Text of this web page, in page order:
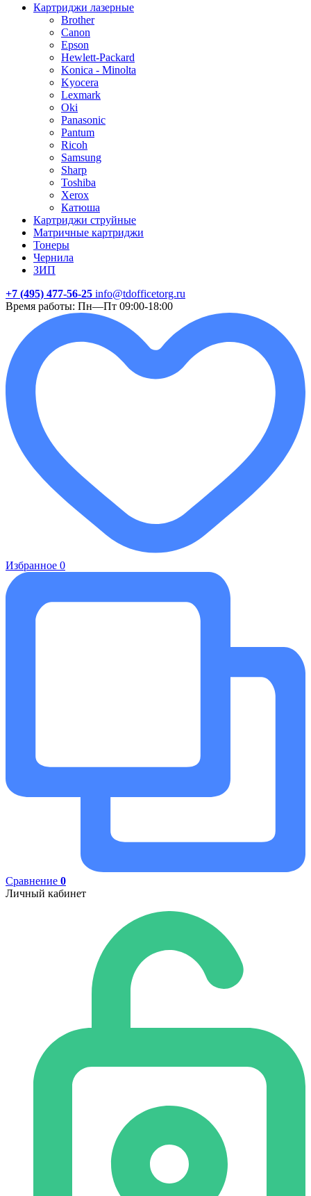
Картриджи лазерные
Brother
Canon
Epson
Hewlett-Packard
Konica - Minolta
Kyocera
Lexmark
Oki
Panasonic
Pantum
Ricoh
Samsung
Sharp
Toshiba
Xerox
Катюша
Картриджи струйные
Матричные картриджи
Тонеры
Чернила
ЗИП
+7 (495) 477-56-25 info@tdofficetorg.ru
Время работы: Пн—Пт 09:00-18:00
Избранное 0
Сравнение 0
Личный кабинет